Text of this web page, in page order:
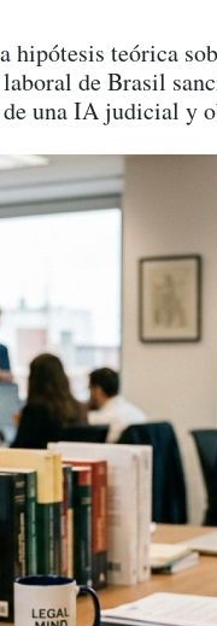
hipótesis teórica
de Brasil
una IA judicial y